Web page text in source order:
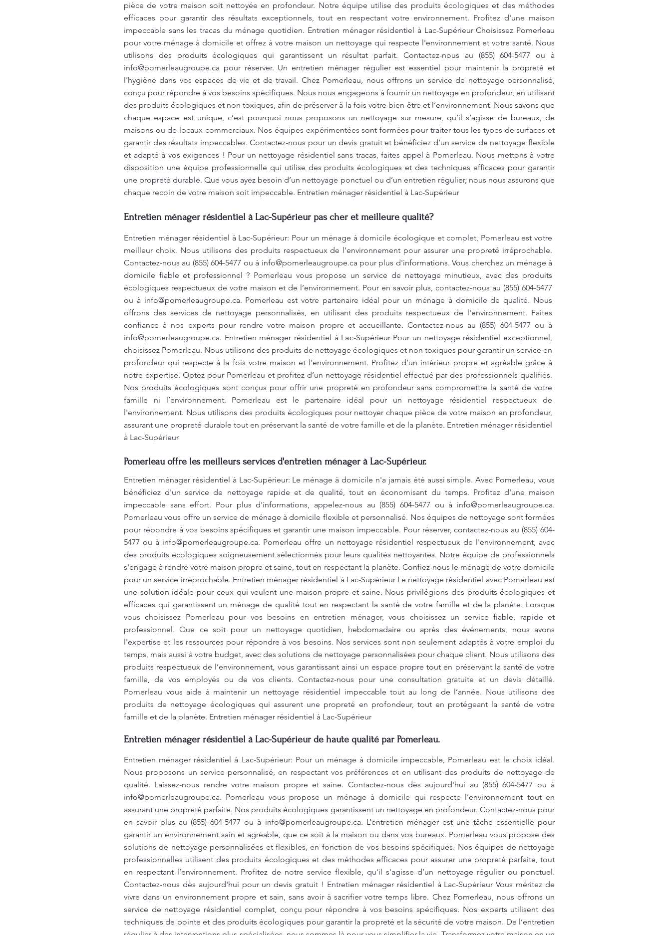
pièce de votre maison soit nettoyée en profondeur. Notre équipe utilise des produits écologiques et des méthodes
efficaces pour garantir des résultats exceptionnels, tout en respectant votre environnement. Profitez d'une maison
impeccable sans les tracas du ménage quotidien. Entretien ménager résidentiel à Lac-Supérieur Choisissez Pomerleau
pour votre ménage à domicile et offrez à votre maison un nettoyage qui respecte l'environnement et votre santé. Nous
utilisons des produits écologiques qui garantissent un résultat parfait. Contactez-nous au (855) 604-5477 ou à
info@pomerleaugroupe.ca pour réserver. Un entretien ménager régulier est essentiel pour maintenir la propreté et
l'hygiène dans vos espaces de vie et de travail. Chez Pomerleau, nous offrons un service de nettoyage personnalisé,
conçu pour répondre à vos besoins spécifiques. Nous nous engageons à fournir un nettoyage en profondeur, en utilisant
des produits écologiques et non toxiques, afin de préserver à la fois votre bien-être et l’environnement. Nous savons que
chaque espace est unique, c’est pourquoi nous proposons un nettoyage sur mesure, qu’il s’agisse de bureaux, de
maisons ou de locaux commerciaux. Nos équipes expérimentées sont formées pour traiter tous les types de surfaces et
garantir des résultats impeccables. Contactez-nous pour un devis gratuit et bénéficiez d’un service de nettoyage flexible
et adapté à vos exigences ! Pour un nettoyage résidentiel sans tracas, faites appel à Pomerleau. Nous mettons à votre
disposition une équipe professionnelle qui utilise des produits écologiques et des techniques efficaces pour garantir
une propreté durable. Que vous ayez besoin d’un nettoyage ponctuel ou d’un entretien régulier, nous nous assurons que
chaque recoin de votre maison soit impeccable. Entretien ménager résidentiel à Lac-Supérieur
Entretien ménager résidentiel à Lac-Supérieur pas cher et meilleure qualité?
Entretien ménager résidentiel à Lac-Supérieur: Pour un ménage à domicile écologique et complet, Pomerleau est votre
meilleur choix. Nous utilisons des produits respectueux de l’environnement pour assurer une propreté irréprochable.
Contactez-nous au (855) 604-5477 ou à info@pomerleaugroupe.capour plus d'informations. Vous cherchez un ménage à
domicile fiable et professionnel ? Pomerleau vous propose un service de nettoyage minutieux, avec des produits
écologiques respectueux de votre maison et de l’environnement. Pour en savoir plus, contactez-nous au (855) 604-5477
ou à info@pomerleaugroupe.ca. Pomerleau est votre partenaire idéal pour un ménage à domicile de qualité. Nous
offrons des services de nettoyage personnalisés, en utilisant des produits respectueux de l'environnement. Faites
confiance à nos experts pour rendre votre maison propre et accueillante. Contactez-nous au (855) 604-5477 ou à
info@pomerleaugroupe.ca. Entretien ménager résidentiel à Lac-Supérieur Pour un nettoyage résidentiel exceptionnel,
choisissez Pomerleau. Nous utilisons des produits de nettoyage écologiques et non toxiques pour garantir un service en
profondeur qui respecte à la fois votre maison et l’environnement. Profitez d’un intérieur propre et agréable grâce à
notre expertise. Optez pour Pomerleau et profitez d’un nettoyage résidentiel effectué par des professionnels qualifiés.
Nos produits écologiques sont conçus pour offrir une propreté en profondeur sans compromettre la santé de votre
famille ni l’environnement. Pomerleau est le partenaire idéal pour un nettoyage résidentiel respectueux de
l'environnement. Nous utilisons des produits écologiques pour nettoyer chaque pièce de votre maison en profondeur,
assurant une propreté durable tout en préservant la santé de votre famille et de la planète. Entretien ménager résidentiel
à Lac-Supérieur
Pomerleau offre les meilleurs services d'entretien ménager à Lac-Supérieur.
Entretien ménager résidentiel à Lac-Supérieur: Le ménage à domicile n'a jamais été aussi simple. Avec Pomerleau, vous
bénéficiez d'un service de nettoyage rapide et de qualité, tout en économisant du temps. Profitez d'une maison
impeccable sans effort. Pour plus d'informations, appelez-nous au (855) 604-5477 ou à info@pomerleaugroupe.ca.
Pomerleau vous offre un service de ménage à domicile flexible et personnalisé. Nos équipes de nettoyage sont formées
pour répondre à vos besoins spécifiques et garantir une maison impeccable. Pour réserver, contactez-nous au (855) 604-
5477 ou à info@pomerleaugroupe.ca. Pomerleau offre un nettoyage résidentiel respectueux de l'environnement, avec
des produits écologiques soigneusement sélectionnés pour leurs qualités nettoyantes. Notre équipe de professionnels
s'engage à rendre votre maison propre et saine, tout en respectant la planète. Confiez-nous le ménage de votre domicile
pour un service irréprochable. Entretien ménager résidentiel à Lac-Supérieur Le nettoyage résidentiel avec Pomerleau est
une solution idéale pour ceux qui veulent une maison propre et saine. Nous privilégions des produits écologiques et
efficaces qui garantissent un ménage de qualité tout en respectant la santé de votre famille et de la planète. Lorsque
vous choisissez Pomerleau pour vos besoins en entretien ménager, vous choisissez un service fiable, rapide et
professionnel. Que ce soit pour un nettoyage quotidien, hebdomadaire ou après des événements, nous avons
l'expertise et les ressources pour répondre à vos besoins. Nos services sont non seulement adaptés à votre emploi du
temps, mais aussi à votre budget, avec des solutions de nettoyage personnalisées pour chaque client. Nous utilisons des
produits respectueux de l’environnement, vous garantissant ainsi un espace propre tout en préservant la santé de votre
famille, de vos employés ou de vos clients. Contactez-nous pour une consultation gratuite et un devis détaillé.
Pomerleau vous aide à maintenir un nettoyage résidentiel impeccable tout au long de l’année. Nous utilisons des
produits de nettoyage écologiques qui assurent une propreté en profondeur, tout en protégeant la santé de votre
famille et de la planète. Entretien ménager résidentiel à Lac-Supérieur
Entretien ménager résidentiel à Lac-Supérieur de haute qualité par Pomerleau.
Entretien ménager résidentiel à Lac-Supérieur: Pour un ménage à domicile impeccable, Pomerleau est le choix idéal.
Nous proposons un service personnalisé, en respectant vos préférences et en utilisant des produits de nettoyage de
qualité. Laissez-nous rendre votre maison propre et saine. Contactez-nous dès aujourd'hui au (855) 604-5477 ou à
info@pomerleaugroupe.ca. Pomerleau vous propose un ménage à domicile qui respecte l’environnement tout en
assurant une propreté parfaite. Nos produits écologiques garantissent un nettoyage en profondeur. Contactez-nous pour
en savoir plus au (855) 604-5477 ou à info@pomerleaugroupe.ca. L’entretien ménager est une tâche essentielle pour
garantir un environnement sain et agréable, que ce soit à la maison ou dans vos bureaux. Pomerleau vous propose des
solutions de nettoyage personnalisées et flexibles, en fonction de vos besoins spécifiques. Nos équipes de nettoyage
professionnelles utilisent des produits écologiques et des méthodes efficaces pour assurer une propreté parfaite, tout
en respectant l’environnement. Profitez de notre service flexible, qu'il s'agisse d’un nettoyage régulier ou ponctuel.
Contactez-nous dès aujourd'hui pour un devis gratuit ! Entretien ménager résidentiel à Lac-Supérieur Vous méritez de
vivre dans un environnement propre et sain, sans avoir à sacrifier votre temps libre. Chez Pomerleau, nous offrons un
service de nettoyage résidentiel complet, conçu pour répondre à vos besoins spécifiques. Nos experts utilisent des
techniques de pointe et des produits écologiques pour garantir la propreté et la sécurité de votre maison. De l’entretien